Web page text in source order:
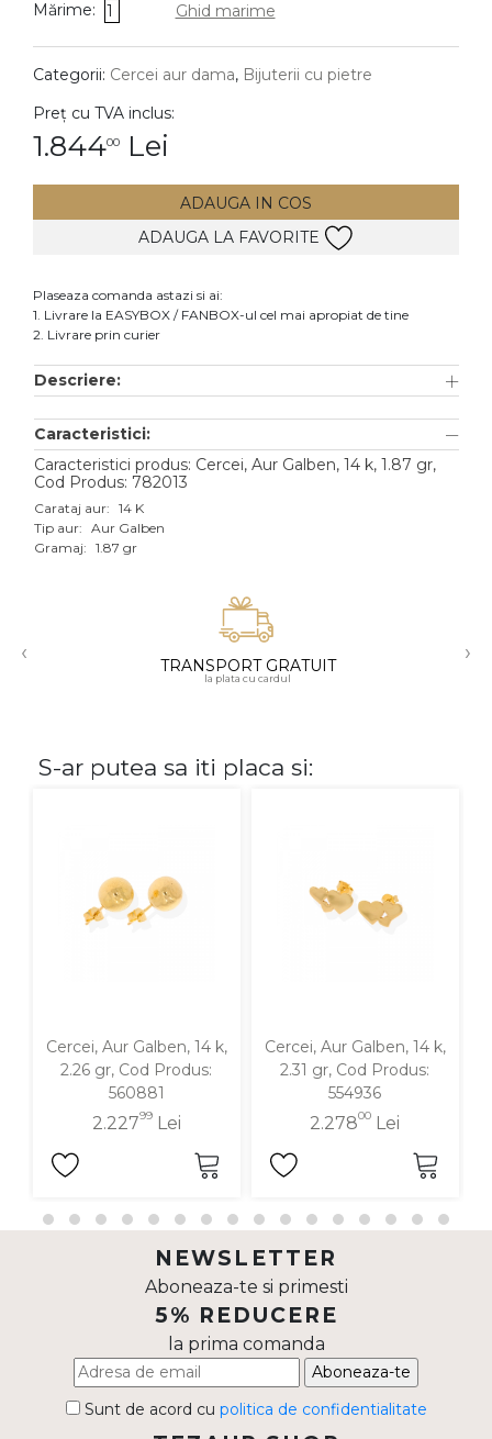
DIAMANTE Vezi toate
Cercei
Accesorii
Aur alb
Aur roz
Aur mixt
18K
Mărime: 1 Ghid marime
Categorii: Cercei aur dama, Bijuterii cu pietre
Preț cu TVA inclus:
1.84400 Lei
ADAUGA IN COS
ADAUGA LA FAVORITE
Plaseaza comanda astazi si ai:
1. Livrare la EASYBOX / FANBOX-ul cel mai apropiat de tine
2. Livrare prin curier
Descriere:
Caracteristici:
Caracteristici produs: Cercei, Aur Galben, 14 k, 1.87 gr,
Cod Produs: 782013
Carataj aur: 14 K
Tip aur: Aur Galben
Gramaj: 1.87 gr
‹ TRANSPORT GRATUIT
la plata cu cardul
›
S-ar putea sa iti placa si:
Cercei, Aur Galben, 14 k,
2.26 gr, Cod Produs:
560881
2.22799Lei
Cercei, Aur Galben, 14 k,
2.31 gr, Cod Produs:
554936
2.27800 Lei
NEWSLETTER
Aboneaza-te si primesti
5% REDUCERE
la prima comanda
Aboneaza-te
Sunt de acord cu politica de confidentialitate